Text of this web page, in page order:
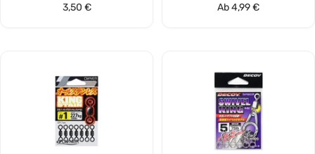
Angebotspreis
3,50 €
Angebotspreis
Ab 4,99 €